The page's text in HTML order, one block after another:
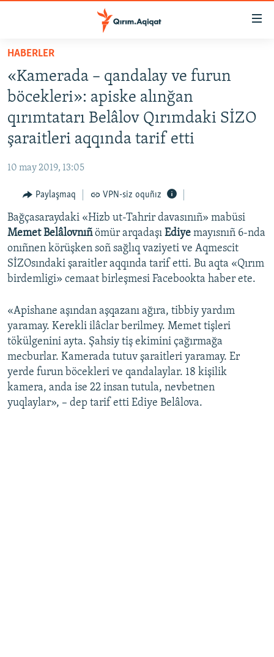
Esas
qaytmaq
Baş
navigatsiyağa
qaytmaq
Qıdıruvğa
SİYASET
İQTİSADİYAT
CEMİYET
İNSAN AQLARI
VİDEO
SÜRET
BLOGLAR
FİKİR
Українською
QOŞULIÑIZ!
RFE/RS bütün saytları
HABERLER
«Kamerada – qandalay ve furun
böcekleri»: apiske alınğan
qırımtatarı Belâlov Qırımdaki SİZO
şaraitleri aqqında tarif etti
10 may 2019, 13:05
Paylaşmaq VPN-siz oquñız
Bağçasaraydaki «Hizb ut-Tahrir davasınıñ» mabüsi
Memet Belâlovnıñömür arqadaşı Ediye mayısnıñ 6-nda
onıñnen körüşken soñ sağlıq vaziyeti ve Aqmescit
SİZOsındaki şaraitler aqqında tarif etti. Bu aqta «Qırım
birdemligi» cemaat birleşmesi Facebookta haber ete.
«Apishane aşından aşqazanı ağıra, tibbiy yardım
yaramay. Kerekli ilâclar berilmey. Memet tişleri
tökülgenini ayta. Şahsiy tiş ekimini çağırmağa
mecburlar. Kamerada tutuv şaraitleri yaramay. Er
yerde furun böcekleri ve qandalaylar. 18 kişilik
kamera, anda ise 22 insan tutula, nevbetnen
yuqlaylar», – dep tarif etti Ediye Belâlova.